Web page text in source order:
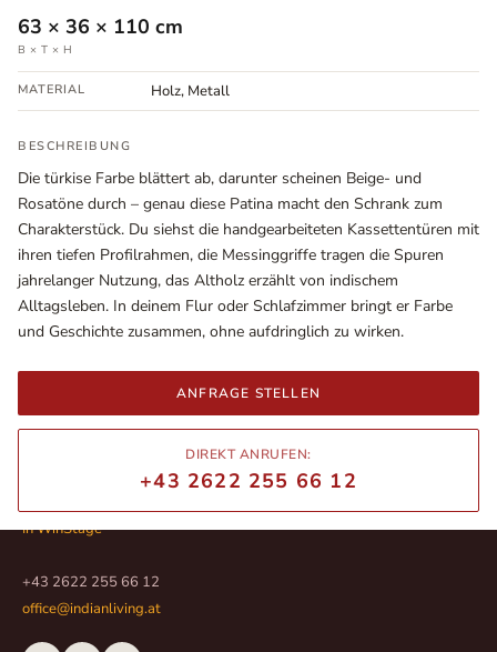
63 × 36 × 110 cm
B × T × H
MATERIAL Holz, Metall
BESCHREIBUNG
Die türkise Farbe blättert ab, darunter scheinen Beige- und
Rosatöne durch – genau diese Patina macht den Schrank zum
Charakterstück. Du siehst die handgearbeiteten Kassettentüren mit
ihren tiefen Profilrahmen, die Messinggriffe tragen die Spuren
jahrelanger Nutzung, das Altholz erzählt von indischem
Alltagsleben. In deinem Flur oder Schlafzimmer bringt er Farbe
und Geschichte zusammen, ohne aufdringlich zu wirken.
ANFRAGE STELLEN
DIREKT ANRUFEN:
+43 2622 255 66 12
Wiener Straße – Werkstraße 111
In WinStage
+43 2622 255 66 12
office@indianliving.at